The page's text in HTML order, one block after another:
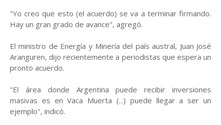
"Yo creo que esto (el acuerdo) se va a terminar firmando.
Hay un gran grado de avance", agregó.
El ministro de Energía y Minería del país austral, Juan José
Aranguren, dijo recientemente a periodistas que espera un
pronto acuerdo.
"El área donde Argentina puede recibir inversiones
masivas es en Vaca Muerta (...) puede llegar a ser un
ejemplo", indicó.